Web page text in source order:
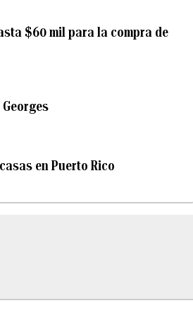
$60 mil para la compra de
en Puerto Rico